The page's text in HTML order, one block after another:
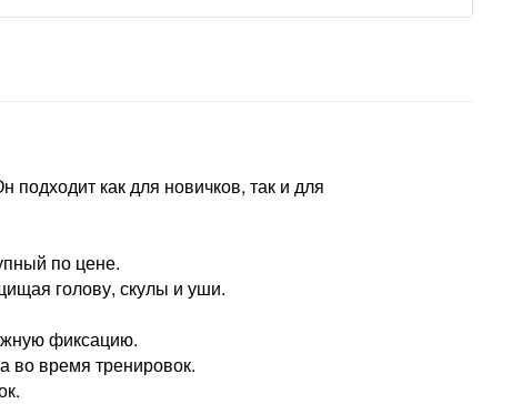
как для новичков, так и для
по цене.
голову, скулы и уши.
фиксацию.
во время тренировок.